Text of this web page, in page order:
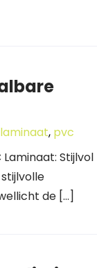
laminaat, pvc
Stijlvol
de […]